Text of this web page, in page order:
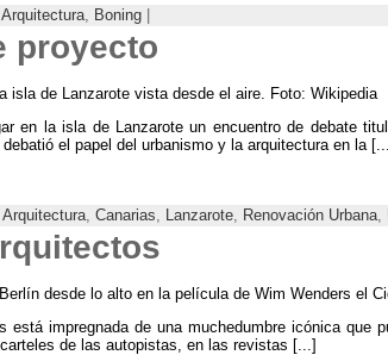
Arquitectura, Boning
proyecto
isla de Lanzarote vista desde el aire. Foto: Wikipedia
en la isla de Lanzarote un encuentro de debate
el papel del urbanismo y la arquitectura en la
Arquitectura, Canarias, Lanzarote, Renovación Urbana,
desde lo alto en la película de Wim Wenders el
está impregnada de una muchedumbre icónica que
de las autopistas en las revistas [...]